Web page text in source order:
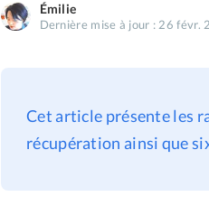
Émilie
Dernière mise à jour : 26 févr.
Cet article présente les
récupération ainsi que